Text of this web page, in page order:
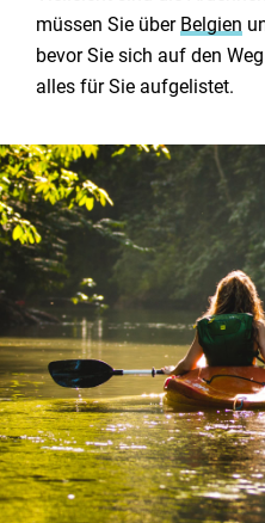
Über Campingsucher
Häufig gestellte Fragen
Meinen Campingplatz anmelden
Kontakt aufnehmen
Das Klima der Ardennen
Berühmte Orte und reizvolle
Aktivitäten in den Ardennen
Das burgundische Leben
Camping in den Ardennen
müssen Sie über Belgien
bevor Sie sich auf den
alles für Sie aufgelistet.